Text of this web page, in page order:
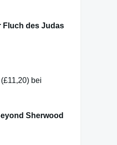
Fluch des Judas
bei
Sherwood